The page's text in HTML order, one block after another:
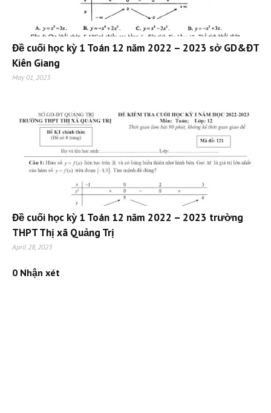
Đề cuối học kỳ 1 Toán 12 năm 2022 – 2023 sở GD&ĐT
Kiên Giang
May 01, 2023
Đề cuối học kỳ 1 Toán 12 năm 2022 – 2023 trường
THPT Thị xã Quảng Trị
April 28, 2023
0 Nhận xét